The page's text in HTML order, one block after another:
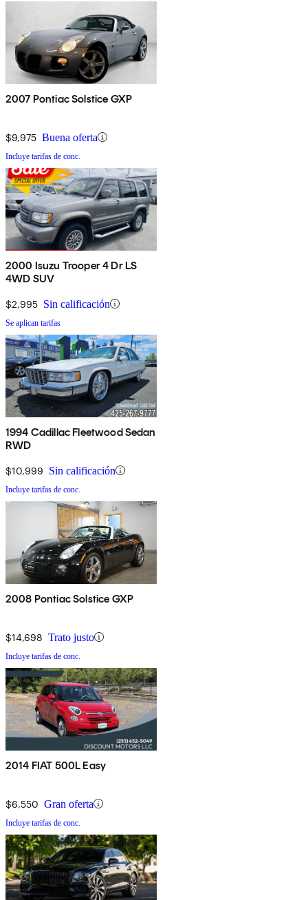
2007 Pontiac Solstice GXP
$9,975 Buena oferta
Incluye tarifas de conc.
2000 Isuzu Trooper 4 Dr LS
4WD SUV
$2,995 Sin calificación
Se aplican tarifas
1994 Cadillac Fleetwood Sedan
RWD
$10,999 Sin calificación
Incluye tarifas de conc.
2008 Pontiac Solstice GXP
$14,698 Trato justo
Incluye tarifas de conc.
2014 FIAT 500L Easy
$6,550 Gran oferta
Incluye tarifas de conc.